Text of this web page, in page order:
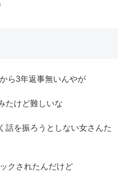
ら3年返事無いんやが
たけど難しいな
話を振ろうとしない女さんた
クされたんだけど